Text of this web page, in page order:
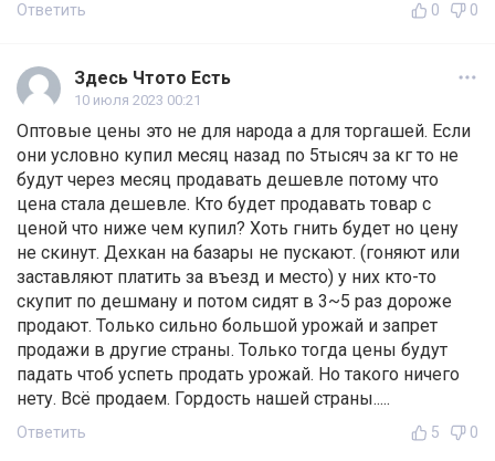
Ответить 0 0
Здесь Чтото Есть
10 июля 2023 00:21
Оптовые цены это не для народа а для торгашей. Если
они условно купил месяц назад по 5тысяч за кг то не
будут через месяц продавать дешевле потому что
цена стала дешевле. Кто будет продавать товар с
ценой что ниже чем купил? Хоть гнить будет но цену
не скинут. Дехкан на базары не пускают. (гоняют или
заставляют платить за въезд и место) у них кто-то
скупит по дешману и потом сидят в 3~5 раз дороже
продают. Только сильно большой урожай и запрет
продажи в другие страны. Только тогда цены будут
падать чтоб успеть продать урожай. Но такого ничего
нету. Всё продаем. Гордость нашей страны.....
Ответить 5 0